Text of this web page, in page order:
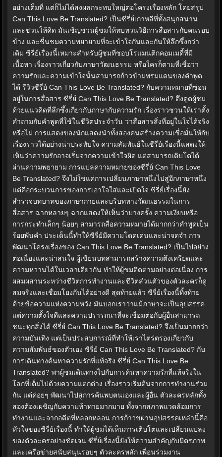
อย่างเต็มที่ แต่ก็ไม่ได้ส่งผลกระทบใหญ่ต่อโครงเรื่องหลัก โดยสรุป
Can This Love Be Translated? เป็นซีรี่ย์เกาหลีที่ทั้งสนุกสนาน
และชวนให้คิด มันเชิญชวนผู้ชมให้ทบทวนวิธีการสื่อสารกับคนรอบ
ข้าง และชื่นชมความพยายามที่จะเข้าใจกันและกันให้ลึกซึ้งกว่า
เดิม ซีรี่ย์เรื่องนี้เหมาะสำหรับผู้ชมที่ชอบโรแมนติกคอมเมดี้ที่มี
เนื้อหา เรื่องราวเกี่ยวกับภาษาวัฒนธรรม หรือใครก็ตามที่เชื่อว่า
ความรักและความเข้าใจนั้นสามารถก้าวข้ามพรมแดนของคำพูด
ได้ รีวิวซีรี่ย์ Can This Love Be Translated? กับความหมายที่ซ่อน
อยู่ในการสื่อสาร ซีรี่ย์ Can This Love Be Translated? ดึงดูดผู้ชม
ด้วยแนวคิดที่ลึกซึ้งเกี่ยวกับภาษากับความรัก เรื่องราวชวนให้เราตั้ง
คำถามกับคำพูดที่ใช้ในชีวิตประจำวัน ว่าสื่อสารสิ่งที่อยู่ในใจได้จริง
หรือไม่ การแสดงของนักแสดงนำทั้งสองคนสร้างความเชื่อมั่นให้กับ
เรื่องราวได้อย่างน่าประทับใจ ความสัมพันธ์ในซีรี่ย์เรื่องนี้แสดงให้
เห็นว่าความรักอาจเริ่มจากความเข้าใจผิด แต่สามารถเติบโตได้
ผ่านความพยายาม การแปลความหมายของซีรี่ย์ Can This Love
Be Translated? จึงไม่ใช่แค่การเปลี่ยนภาษาหนึ่งไปสู่อีกภาษาหนึ่ง
แต่คือกระบวนการของการเอาใจใส่และเปิดใจ ซีรี่ย์เรื่องนี้ยัง
สำรวจบทบาทของภาษากายและบริบททางวัฒนธรรมในการ
สื่อสาร ฉากหลายๆ ฉากแสดงให้เห็นว่าบางครั้ง ความเงียบหรือ
การกระทำเล็กๆ น้อยๆ สามารถสื่อความหมายได้มากกว่าคำพูดเป็น
ร้อยพันคำ ประเด็นนี้ทำให้ซีรี่ย์มีความโดดเด่นและน่าจดจำ การ
พัฒนาโครงเรื่องของ Can This Love Be Translated? เป็นไปอย่าง
ต่อเนื่องและน่าสนใจ ผู้เขียนบทสามารถสร้างความตึงเครียดและ
ความหวานได้ในเวลาเดียวกัน ทำให้ผู้ชมติดตามอย่างต่อเนื่อง การ
ผสมผสานระหว่างชีวิตการทำงานและชีวิตส่วนตัวของตัวละครก็ดู
สมจริงและเชื่อมโยงกันได้อย่างดี สุดท้ายแล้ว ซีรี่ย์เรื่องนี้ทิ้งท้าย
ด้วยข้อความแห่งความหวัง มันบอกเราว่าแม้ภาษาจะเป็นอุปสรรค
แต่ความตั้งใจดีและความปรารถนาที่จะเชื่อมต่อกับผู้อื่นสามารถ
ชนะทุกสิ่งได้ ซีรี่ย์ Can This Love Be Translated? จึงเป็นมากกว่า
ความบันเทิง แต่เป็นประสบการณ์ที่ทำให้เราไตร่ตรองเกี่ยวกับ
ความสัมพันธ์ของตัวเอง ซีรี่ย์ Can This Love Be Translated? กับ
การเดินทางค้นหาความรักที่แท้จริง ซีรี่ย์ Can This Love Be
Translated? พาผู้ชมเดินทางไปกับการค้นหาความรักที่แท้จริงใน
โลกที่เต็มไปด้วยความแตกต่าง เรื่องราวเริ่มต้นจากการทำงานร่วม
กัน แต่ค่อยๆ พัฒนาไปสู่การค้นพบตนเองและผู้อื่น ตัวละครหลักทั้ง
สองต้องเผชิญกับความท้าทายมากมาย ทั้งจากสภาพแวดล้อมการ
ทำงานและจากอดีตที่หลอกหลอน การก้าวขผ่านอุปสรรคเหล่านี้คือ
หัวใจของซีรี่ย์เรื่องนี้ ทำให้ผู้ชมได้เห็นการเติบโตและเปลี่ยนแปลง
ของตัวละครอย่างชัดเจน ซีรี่ย์เรื่องนี้ยังให้ความสำคัญกับมิตรภาพ
และเครือข่ายสนับสนุนรอบๆ ตัวละครหลัก เพื่อนร่วมงาน